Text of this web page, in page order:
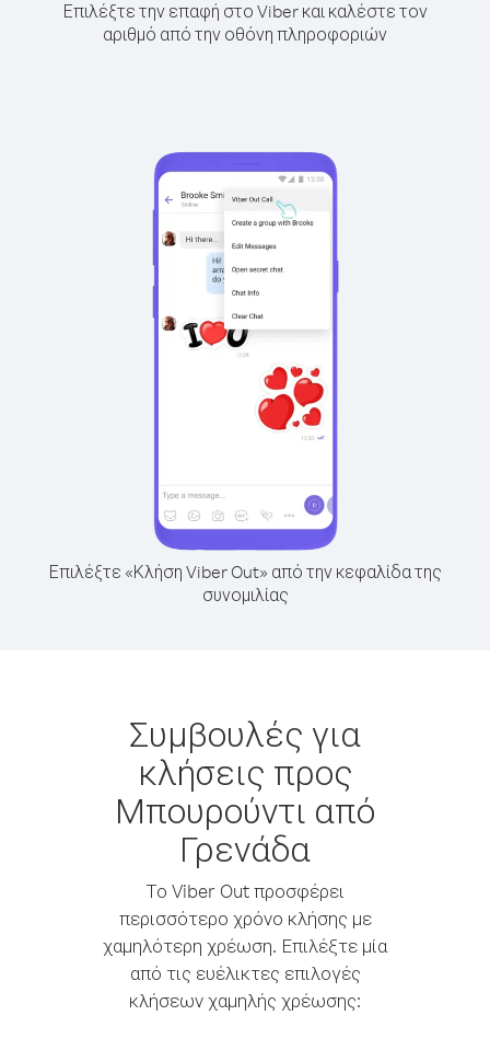
Επιλέξτε την επαφή στο Viber και καλέστε τον
αριθμό από την οθόνη πληροφοριών
Επιλέξτε «Κλήση Viber Out» από την κεφαλίδα της
συνομιλίας
Συμβουλές για
κλήσεις προς
Μπουρούντι από
Γρενάδα
Το Viber Out προσφέρει
περισσότερο χρόνο κλήσης με
χαμηλότερη χρέωση. Επιλέξτε μία
από τις ευέλικτες επιλογές
κλήσεων χαμηλής χρέωσης: